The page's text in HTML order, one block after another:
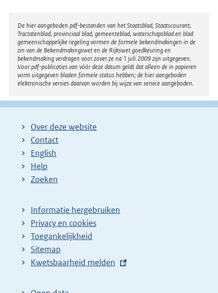
Disclaimer
De hier aangeboden pdf-bestanden van het Staatsblad, Staatscourant,
Tractatenblad, provinciaal blad, gemeenteblad, waterschapsblad en blad
gemeenschappelijke regeling vormen de formele bekendmakingen in de
zin van de Bekendmakingswet en de Rijkswet goedkeuring en
bekendmaking verdragen voor zover ze na 1 juli 2009 zijn uitgegeven.
Voor pdf-publicaties van vóór deze datum geldt dat alleen de in papieren
vorm uitgegeven bladen formele status hebben; de hier aangeboden
elektronische versies daarvan worden bij wijze van service aangeboden.
Over deze website
Contact
English
Help
Zoeken
Informatie hergebruiken
Privacy en cookies
Toegankelijkheid
Sitemap
E
t
Kwetsbaarheid melden